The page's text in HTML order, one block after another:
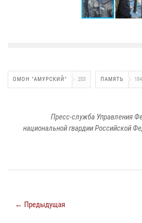
ОМОН "АМУРСКИЙ" 203 ПАМЯТЬ 184
Пресс-служба Управления
национальной гвардии Российской
← Предыдущая